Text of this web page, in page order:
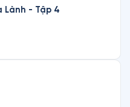
Lành - Tập 4